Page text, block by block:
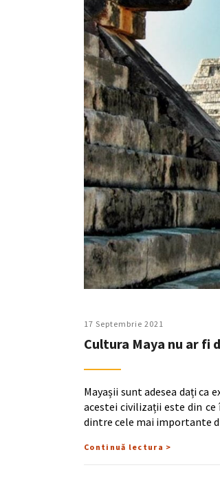
17 Septembrie 2021
Cultura Maya nu ar fi
Mayașii sunt adesea dați ca
acestei civilizații este din
dintre cele mai importante
Continuă lectura >